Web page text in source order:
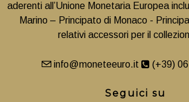
aderenti all’Unione Monetaria Europea
Marino – Principato di Monaco -
relativi accessori per il
info@moneteeuro.it (+39)
Seguici su